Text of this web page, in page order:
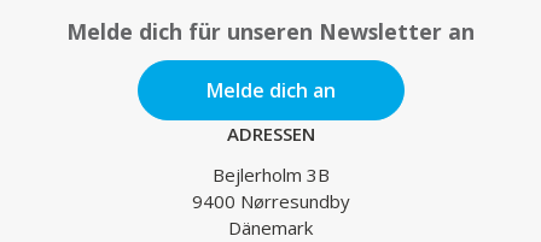
Melde dich für unseren Newsletter an
Melde dich an
ADRESSEN
Bejlerholm 3B
9400 Nørresundby
Dänemark